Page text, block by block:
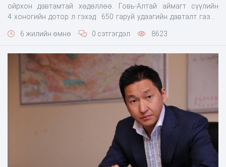
ойрхон давтамтай хөдөллөө. Говь-Алтай аймагт сүүлийн
4 хоногийн дотор л гэхэд 650 гаруй удаагийн давталт газар
геофизикийн хүрээлэнгийн Газар хөдлөл судлалын салбарын
6 жилийн өмнө 0 сэтгэгдэл 8623